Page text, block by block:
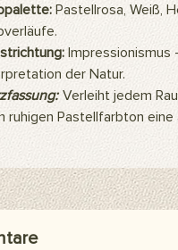
Pastellrosa, Weiß,
Impressionismus
der Natur.
Verleiht jedem
ruhigen Pastellfarbton